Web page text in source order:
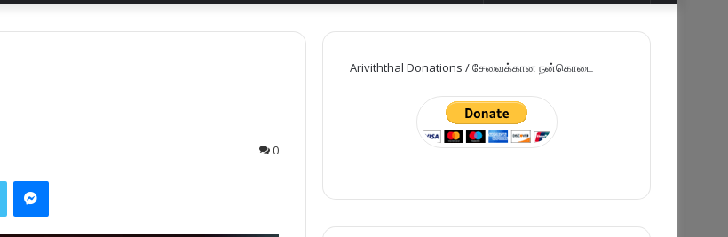
for
0
Twitter Messenger
Ariviththal Donations / சேவைக்கான நன்கொடை